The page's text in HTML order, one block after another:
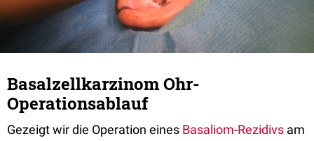
Basalzellkarzinom Ohr-
Operationsablauf
Gezeigt wir die Operation eines Basaliom-Rezidivs am